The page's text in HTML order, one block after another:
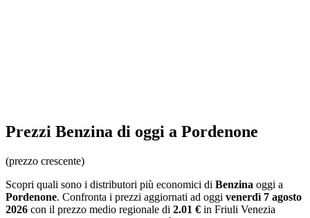
Prezzi Benzina di oggi a Pordenone
(prezzo crescente)
Scopri quali sono i distributori più economici di Benzina oggi a
Pordenone. Confronta i prezzi aggiornati ad oggi venerdì 7 agosto
2026 con il prezzo medio regionale di 2.01 € in Friuli Venezia